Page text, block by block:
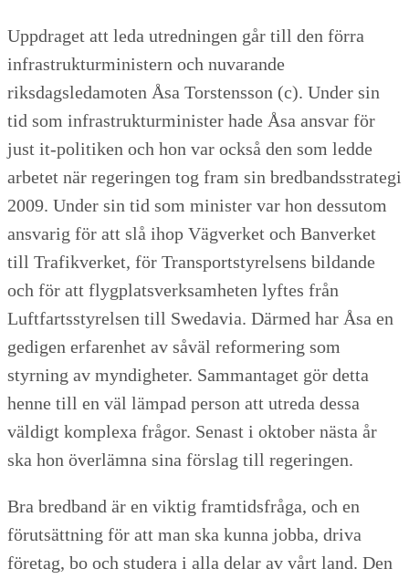
Uppdraget att leda utredningen går till den förra
infrastrukturministern och nuvarande
riksdagsledamoten Åsa Torstensson (c). Under sin
tid som infrastrukturminister hade Åsa ansvar för
just it-politiken och hon var också den som ledde
arbetet när regeringen tog fram sin bredbandsstrategi
2009. Under sin tid som minister var hon dessutom
ansvarig för att slå ihop Vägverket och Banverket
till Trafikverket, för Transportstyrelsens bildande
och för att flygplatsverksamheten lyftes från
Luftfartsstyrelsen till Swedavia. Därmed har Åsa en
gedigen erfarenhet av såväl reformering som
styrning av myndigheter. Sammantaget gör detta
henne till en väl lämpad person att utreda dessa
väldigt komplexa frågor. Senast i oktober nästa år
ska hon överlämna sina förslag till regeringen.
Bra bredband är en viktig framtidsfråga, och en
förutsättning för att man ska kunna jobba, driva
företag, bo och studera i alla delar av vårt land. Den